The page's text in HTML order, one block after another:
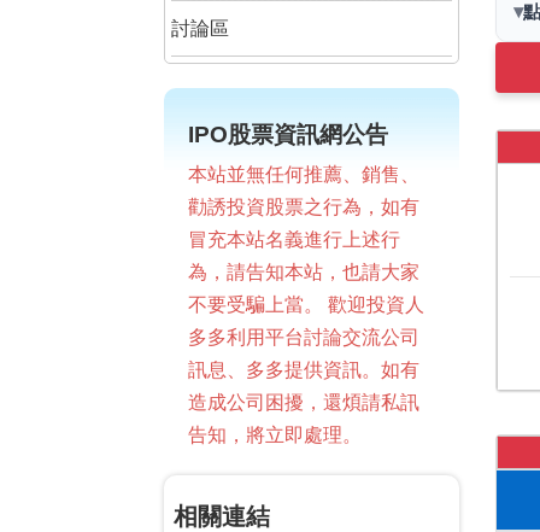
討論區
IPO股票資訊網公告
本站並無任何推薦、銷售、
勸誘投資股票之行為，如有
冒充本站名義進行上述行
為，請告知本站，也請大家
不要受騙上當。 歡迎投資人
多多利用平台討論交流公司
訊息、多多提供資訊。如有
造成公司困擾，還煩請私訊
告知，將立即處理。
相關連結
▾